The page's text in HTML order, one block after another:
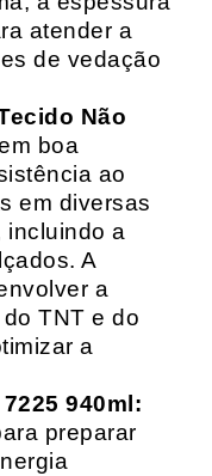
atender a
de vedação
Não
boa
ao
em diversas
incluindo a
A
a
TNT e do
a
940ml:
preparar